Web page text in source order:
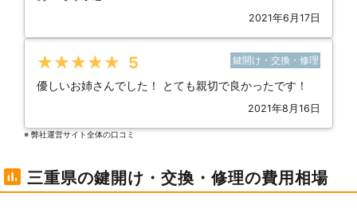
2021年6月17日
★★★★★ 5 鍵開け・交換・修理
優しいお姉さんでした！ とても親切で良かったです！
2021年8月16日
※ 弊社運営サイト全体の⼝コミ
三重県の鍵開け・交換・修理の費用相場